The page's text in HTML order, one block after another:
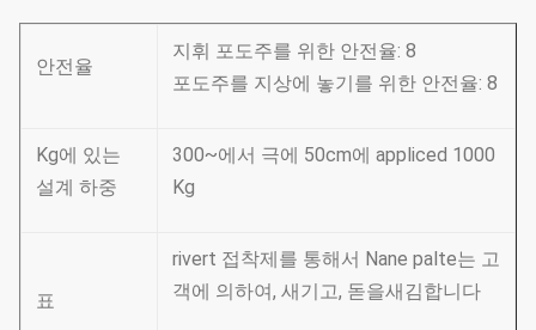
안전율
지휘 포도주를 위한 안전율: 8
포도주를 지상에 놓기를 위한 안전율: 8
Kg에 있는
설계 하중
300~에서 극에 50cm에 appliced 1000
Kg
표
rivert 접착제를 통해서 Nane palte는 고
객에 의하여, 새기고, 돋을새김합니다